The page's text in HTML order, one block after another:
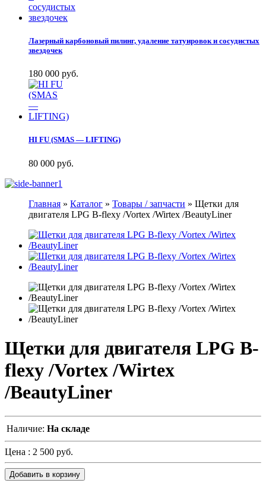
Лазерный карбоновый пилинг, удаление татуировок и сосудистых
звездочек
180 000 руб.
HI FU (SMAS — LIFTING)
80 000 руб.
Главная » Каталог » Товары / запчасти » Щетки для
двигателя LPG B-flexy /Vortex /Wirtex /BeautyLiner
Щетки для двигателя LPG B-
flexy /Vortex /Wirtex
/BeautyLiner
Наличие: На складе
Цена : 2 500 руб.
Добавить в корзину